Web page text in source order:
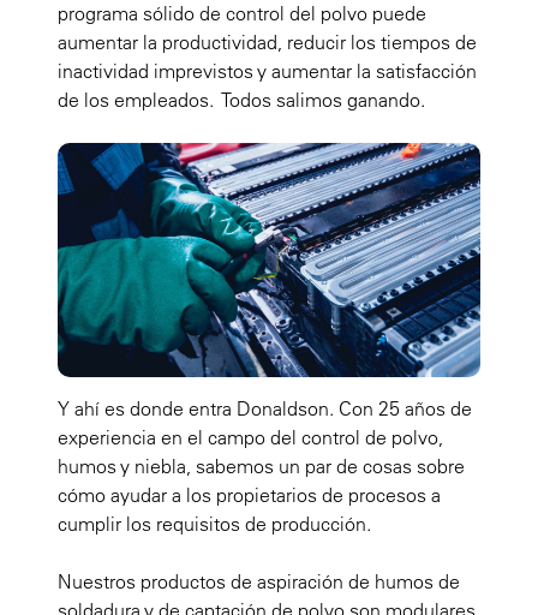
programa sólido de control del polvo puede
aumentar la productividad, reducir los tiempos de
inactividad imprevistos y aumentar la satisfacción
de los empleados. Todos salimos ganando.
Y ahí es donde entra Donaldson. Con 25 años de
experiencia en el campo del control de polvo,
humos y niebla, sabemos un par de cosas sobre
cómo ayudar a los propietarios de procesos a
cumplir los requisitos de producción.
Nuestros productos de aspiración de humos de